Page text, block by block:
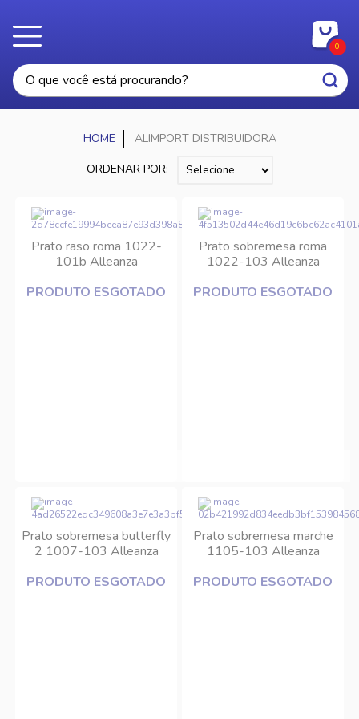
0
ALIMPORT DISTRIBUIDORA
ORDENAR POR:
Prato raso roma 1022-
101b Alleanza
PRODUTO ESGOTADO
Prato sobremesa roma
1022-103 Alleanza
PRODUTO ESGOTADO
Prato sobremesa butterfly
2 1007-103 Alleanza
PRODUTO ESGOTADO
Prato sobremesa marche
1105-103 Alleanza
PRODUTO ESGOTADO